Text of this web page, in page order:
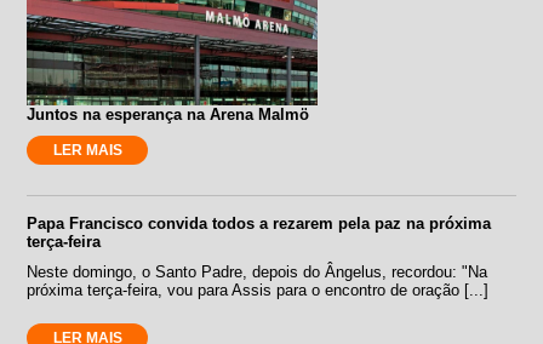
Juntos na esperança na Arena Malmö
LER MAIS
Papa Francisco convida todos a rezarem pela paz na próxima
terça-feira
Neste domingo, o Santo Padre, depois do Ângelus, recordou: "Na
próxima terça-feira, vou para Assis para o encontro de oração [...]
LER MAIS